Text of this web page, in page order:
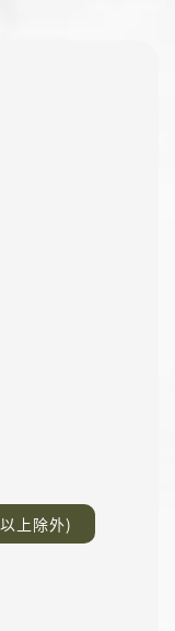
上除外)